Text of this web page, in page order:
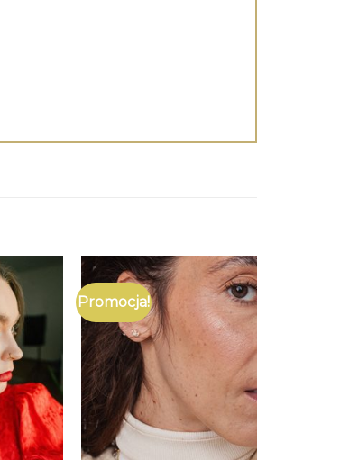
Promocja!